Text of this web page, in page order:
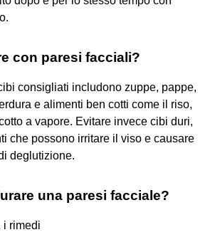
con paresi facciali?
consigliati includono zuppe, pappe,
e alimenti ben cotti come il riso,
a vapore. Evitare invece cibi duri,
che possono irritare il viso e causare
deglutizione.
una paresi facciale?
i rimedi